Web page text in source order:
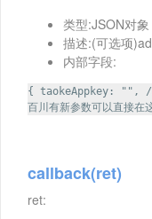
类型:JSON对象
描述:(可选项
内部字段:
{ taokeAppkey: "", //
百川有新参数可以直接在
callback(ret)
ret: